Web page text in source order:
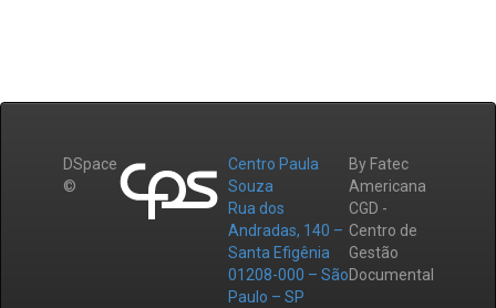
DSpace
©
Centro Paula
Souza
Rua dos
Andradas, 140 –
Santa Efigênia
01208-000 – São
Paulo – SP
By Fatec
Americana
CGD -
Centro de
Gestão
Documental